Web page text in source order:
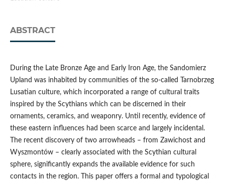
ABSTRACT
During the Late Bronze Age and Early Iron Age, the Sandomierz
Upland was inhabited by communities of the so-called Tarnobrzeg
Lusatian culture, which incorporated a range of cultural traits
inspired by the Scythians which can be discerned in their
ornaments, ceramics, and weaponry. Until recently, evidence of
these eastern influences had been scarce and largely incidental.
The recent discovery of two arrowheads – from Zawichost and
Wyszmontów – clearly associated with the Scythian cultural
sphere, significantly expands the available evidence for such
contacts in the region. This paper offers a formal and typological